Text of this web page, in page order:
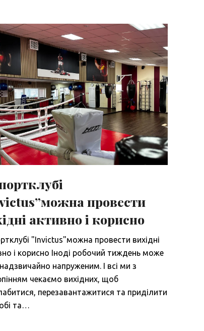
провести
активно і корисно
"Invictus"можна провести вихідні
і корисно Іноді робочий тиждень може
напруженим. І всі ми з
чекаємо вихідних, щоб
перезавантажитися та приділити
та…